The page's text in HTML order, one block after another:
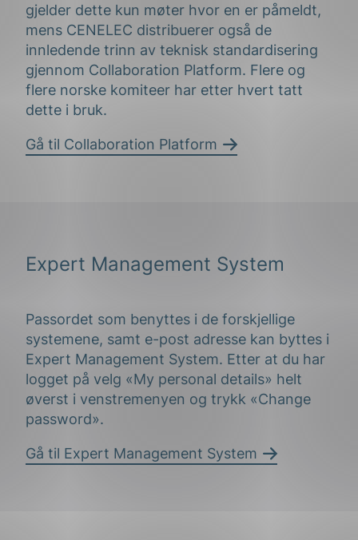
gjelder dette kun møter hvor en er påmeldt,
mens CENELEC distribuerer også de
innledende trinn av teknisk standardisering
gjennom Collaboration Platform. Flere og
flere norske komiteer har etter hvert tatt
dette i bruk.
Gå til Collaboration Platform
Expert Management System
Passordet som benyttes i de forskjellige
systemene, samt e-post adresse kan byttes i
Expert Management System. Etter at du har
logget på velg «My personal details» helt
øverst i venstremenyen og trykk «Change
password».
Gå til Expert Management System